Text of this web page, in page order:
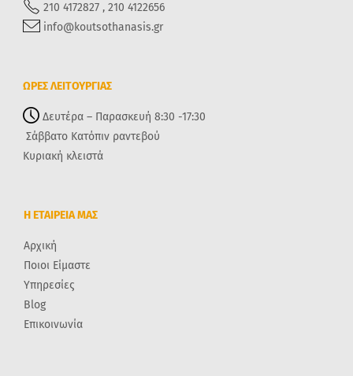
210 4172827 , 210 4122656
info@koutsothanasis.gr
ΩΡΕΣ ΛΕΙΤΟΥΡΓΙΑΣ
Δευτέρα – Παρασκευή 8:30 -17:30
Σάββατο Κατόπιν ραντεβού
Κυριακή κλειστά
Η ΕΤΑΙΡΕΙΑ ΜΑΣ
Αρχική
Ποιοι Είμαστε
Υπηρεσίες
Blog
Επικοινωνία